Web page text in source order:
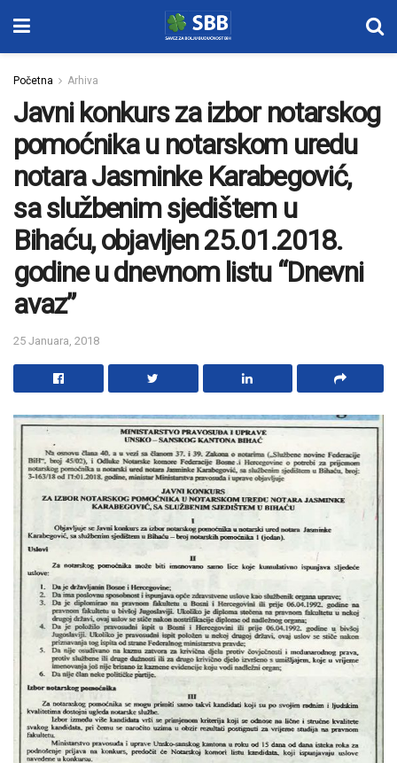
Početna Arhiva
Javni konkurs za izbor notarskog
pomoćnika u notarskom uredu
notara Jasminke Karabegović,
sa službenim sjedištem u
Bihaću, objavljen 25.01.2018.
godine u dnevnom listu “Dnevni
avaz”
25 Januara, 2018